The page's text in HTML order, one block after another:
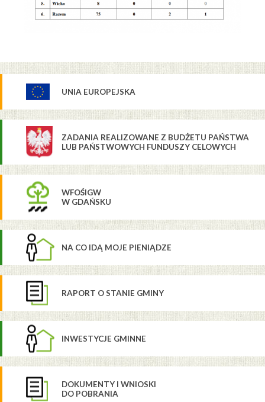
UNIA EUROPEJSKA
ZADANIA REALIZOWANE Z BUDŻETU PAŃSTWA
LUB PAŃSTWOWYCH FUNDUSZY CELOWYCH
WFOŚIGW
W GDAŃSKU
NA CO IDĄ MOJE PIENIĄDZE
RAPORT O STANIE GMINY
INWESTYCJE GMINNE
DOKUMENTY I WNIOSKI
DO POBRANIA